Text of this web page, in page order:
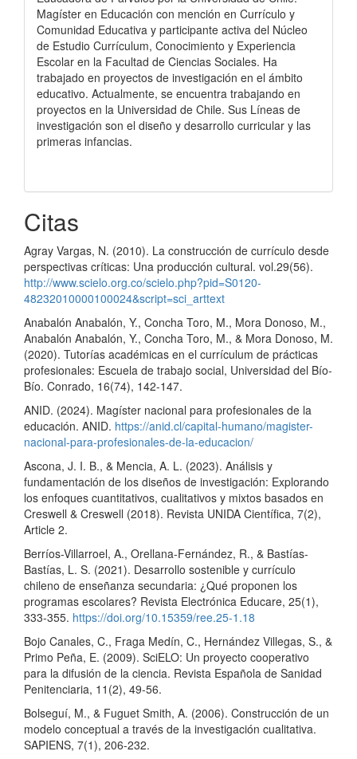
Magíster en Educación con mención en Currículo y
Comunidad Educativa y participante activa del Núcleo
de Estudio Currículum, Conocimiento y Experiencia
Escolar en la Facultad de Ciencias Sociales. Ha
trabajado en proyectos de investigación en el ámbito
educativo. Actualmente, se encuentra trabajando en
proyectos en la Universidad de Chile. Sus Líneas de
investigación son el diseño y desarrollo curricular y las
primeras infancias.
Citas
Agray Vargas, N. (2010). La construcción de currículo desde
perspectivas críticas: Una producción cultural. vol.29(56).
http://www.scielo.org.co/scielo.php?pid=S0120-
48232010000100024&script=sci_arttext
Anabalón Anabalón, Y., Concha Toro, M., Mora Donoso, M.,
Anabalón Anabalón, Y., Concha Toro, M., & Mora Donoso, M.
(2020). Tutorías académicas en el currículum de prácticas
profesionales: Escuela de trabajo social, Universidad del Bío-
Bío. Conrado, 16(74), 142-147.
ANID. (2024). Magíster nacional para profesionales de la
educación. ANID. https://anid.cl/capital-humano/magister-
nacional-para-profesionales-de-la-educacion/
Ascona, J. I. B., & Mencia, A. L. (2023). Análisis y
fundamentación de los diseños de investigación: Explorando
los enfoques cuantitativos, cualitativos y mixtos basados en
Creswell & Creswell (2018). Revista UNIDA Científica, 7(2),
Article 2.
Berríos-Villarroel, A., Orellana-Fernández, R., & Bastías-
Bastías, L. S. (2021). Desarrollo sostenible y currículo
chileno de enseñanza secundaria: ¿Qué proponen los
programas escolares? Revista Electrónica Educare, 25(1),
333-355. https://doi.org/10.15359/ree.25-1.18
Bojo Canales, C., Fraga Medín, C., Hernández Villegas, S., &
Primo Peña, E. (2009). SciELO: Un proyecto cooperativo
para la difusión de la ciencia. Revista Española de Sanidad
Penitenciaria, 11(2), 49-56.
Bolseguí, M., & Fuguet Smith, A. (2006). Construcción de un
modelo conceptual a través de la investigación cualitativa.
SAPIENS, 7(1), 206-232.